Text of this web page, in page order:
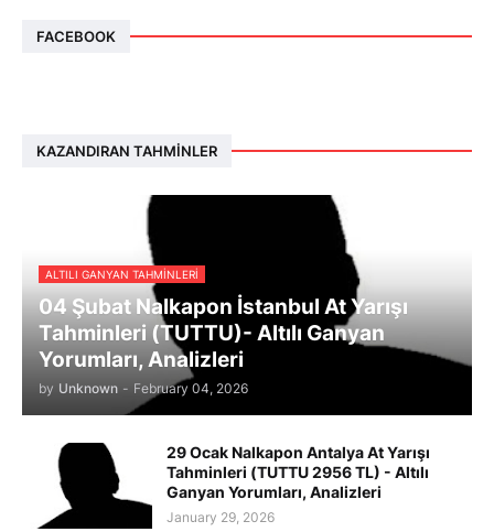
FACEBOOK
KAZANDIRAN TAHMINLER
ALTILI GANYAN TAHMINLERI
04 Şubat Nalkapon İstanbul At Yarışı
Tahminleri (TUTTU)- Altılı Ganyan
Yorumları, Analizleri
by Unknown - February 04, 2026
29 Ocak Nalkapon Antalya At Yarışı
Tahminleri (TUTTU 2956 TL) - Altılı
Ganyan Yorumları, Analizleri
January 29, 2026